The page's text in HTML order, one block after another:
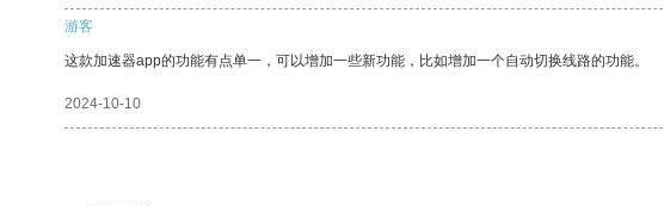
游客
这款加速器app的功能有点单一，可以增加一些新功能，比如增加一个自动切换线路的功能。
2024-10-10